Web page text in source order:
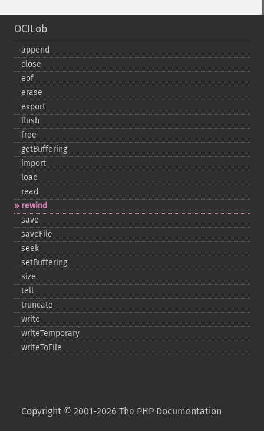
OCILob
append
close
eof
erase
export
flush
free
getBuffering
import
load
read
rewind
save
saveFile
seek
setBuffering
size
tell
truncate
write
writeTemporary
writeToFile
Copyright © 2001-2026 The PHP Documentation